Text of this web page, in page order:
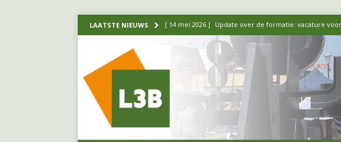
LAATSTE NIEUWS [ 14 mei 2026 ] Update over de formatie: vacature
[ 1 april 2026 ] Ontwikkelingen flexwoningen
[ 26 juni 2026 ] Leefbaar 3B en CDA presenteren
Leefbaar 3B kritisch op LOO2: